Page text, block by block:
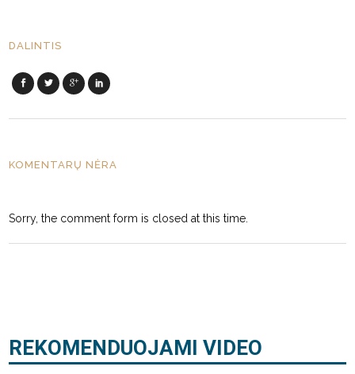
DALINTIS
KOMENTARŲ NĖRA
Sorry, the comment form is closed at this time.
REKOMENDUOJAMI VIDEO